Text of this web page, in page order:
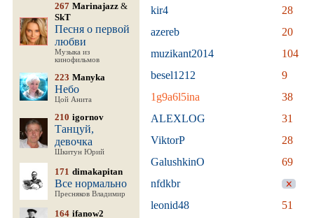
267 Marinajazz &
SkT
Песня о первой
любви
Музыка из
кинофильмов
223 Manyka
Небо
Цой Анита
210 igornov
Танцуй,
девочка
Шкитун Юрий
171 dimakapitan
Все нормально
Пресняков Владимир
164 ifanow2
kir4
28
azereb
20
muzikant2014
104
besel1212
9
1g9a6l5ina
38
ALEXLOG
31
ViktorP
28
GalushkinO
69
nfdkbr
leonid48
51